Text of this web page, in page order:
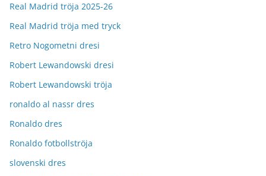
Real Madrid tröja 2025-26
Real Madrid tröja med tryck
Retro Nogometni dresi
Robert Lewandowski dresi
Robert Lewandowski tröja
ronaldo al nassr dres
Ronaldo dres
Ronaldo fotbollströja
slovenski dres